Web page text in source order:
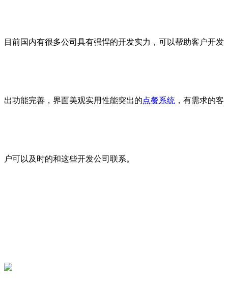
目前国内有很多公司具有强悍的开发实力，可以帮助客户开发
出功能完善，界面美观实用性能突出的点餐系统 ，有需求的客
户可以及时的和这些开发公司联系。